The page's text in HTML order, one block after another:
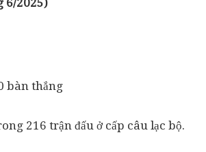
6/2025)
bàn thắng
216 trận đấu ở cấp câu lạc bộ.